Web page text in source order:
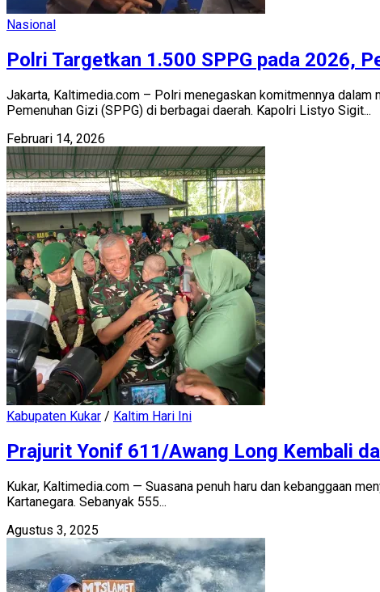
Nasional
Polri Targetkan 1.500 SPPG pada 2026,
Jakarta, Kaltimedia.com – Polri menegaskan komitmennya
Pemenuhan Gizi (SPPG) di berbagai daerah. Kapolri Listyo Sigit...
Februari 14, 2026
Kabupaten Kukar / Kaltim Hari Ini
Prajurit Yonif 611/Awang Long Kembali
Kukar, Kaltimedia.com — Suasana penuh haru dan kebanggaan
Kartanegara. Sebanyak 555...
Agustus 3, 2025